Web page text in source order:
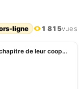
ligne 1 815vues
Diplomatie: le Bénin et l’Angola ouvrent un nouveau chapitre de leur coopération bilatérale à Cotonou